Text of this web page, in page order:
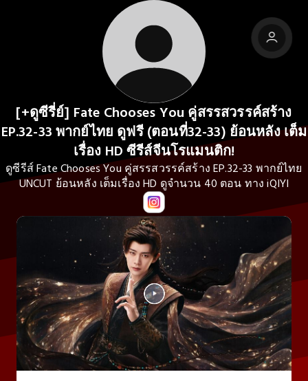
[+ดูซีรี่ย์] Fate Chooses You คู่สรรสวรรค์สร้าง
EP.32-33 พากย์ไทย ดูฟรี (ตอนที่32-33) ย้อนหลัง เต็ม
เรื่อง HD ซีรีส์จีนโรแมนติก!
ดูซีรีส์ Fate Chooses You คู่สรรสวรรค์สร้าง EP.32-33 พากย์ไทย
UNCUT ย้อนหลัง เต็มเรื่อง HD ดูจำนวน 40 ตอน ทาง iQIYI